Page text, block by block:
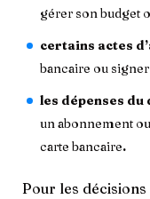
gérer son budget
certains actes
bancaire ou
les dépenses
un abonnement
carte bancaire.
Pour les